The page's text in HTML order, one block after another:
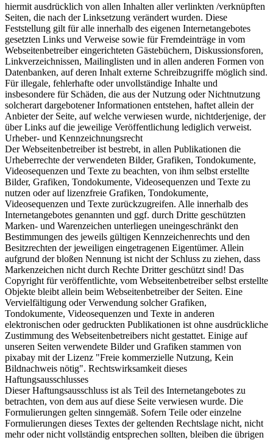
hiermit ausdrücklich von allen Inhalten aller verlinkten /verknüpften
Seiten, die nach der Linksetzung verändert wurden. Diese
Feststellung gilt für alle innerhalb des eigenen Internetangebotes
gesetzten Links und Verweise sowie für Fremdeinträge in vom
Webseitenbetreiber eingerichteten Gästebüchern, Diskussionsforen,
Linkverzeichnissen, Mailinglisten und in allen anderen Formen von
Datenbanken, auf deren Inhalt externe Schreibzugriffe möglich sind.
Für illegale, fehlerhafte oder unvollständige Inhalte und
insbesondere für Schäden, die aus der Nutzung oder Nichtnutzung
solcherart dargebotener Informationen entstehen, haftet allein der
Anbieter der Seite, auf welche verwiesen wurde, nichtderjenige, der
über Links auf die jeweilige Veröffentlichung lediglich verweist.
Urheber- und Kennzeichnungsrecht
Der Webseitenbetreiber ist bestrebt, in allen Publikationen die
Urheberrechte der verwendeten Bilder, Grafiken, Tondokumente,
Videosequenzen und Texte zu beachten, von ihm selbst erstellte
Bilder, Grafiken, Tondokumente, Videosequenzen und Texte zu
nutzen oder auf lizenzfreie Grafiken, Tondokumente,
Videosequenzen und Texte zurückzugreifen. Alle innerhalb des
Internetangebotes genannten und ggf. durch Dritte geschützten
Marken- und Warenzeichen unterliegen uneingeschränkt den
Bestimmungen des jeweils gültigen Kennzeichenrechts und den
Besitzrechten der jeweiligen eingetragenen Eigentümer. Allein
aufgrund der bloßen Nennung ist nicht der Schluss zu ziehen, dass
Markenzeichen nicht durch Rechte Dritter geschützt sind! Das
Copyright für veröffentlichte, vom Webseitenbetreiber selbst erstellte
Objekte bleibt allein beim Webseitenbetreiber der Seiten. Eine
Vervielfältigung oder Verwendung solcher Grafiken,
Tondokumente, Videosequenzen und Texte in anderen
elektronischen oder gedruckten Publikationen ist ohne ausdrückliche
Zustimmung des Webseitenbetreibers nicht gestattet. Einige auf
unseren Seiten verwendete Bilder und Grafiken stammen von
pixabay mit der Lizenz "Freie kommerzielle Nutzung, Kein
Bildnachweis nötig". Rechtswirksamkeit dieses
Haftungsausschlusses
Dieser Haftungsausschluss ist als Teil des Internetangebotes zu
betrachten, von dem aus auf diese Seite verwiesen wurde. Die
Formulierungen gelten sinngemäß. Sofern Teile oder einzelne
Formulierungen dieses Textes der geltenden Rechtslage nicht, nicht
mehr oder nicht vollständig entsprechen sollten, bleiben die übrigen